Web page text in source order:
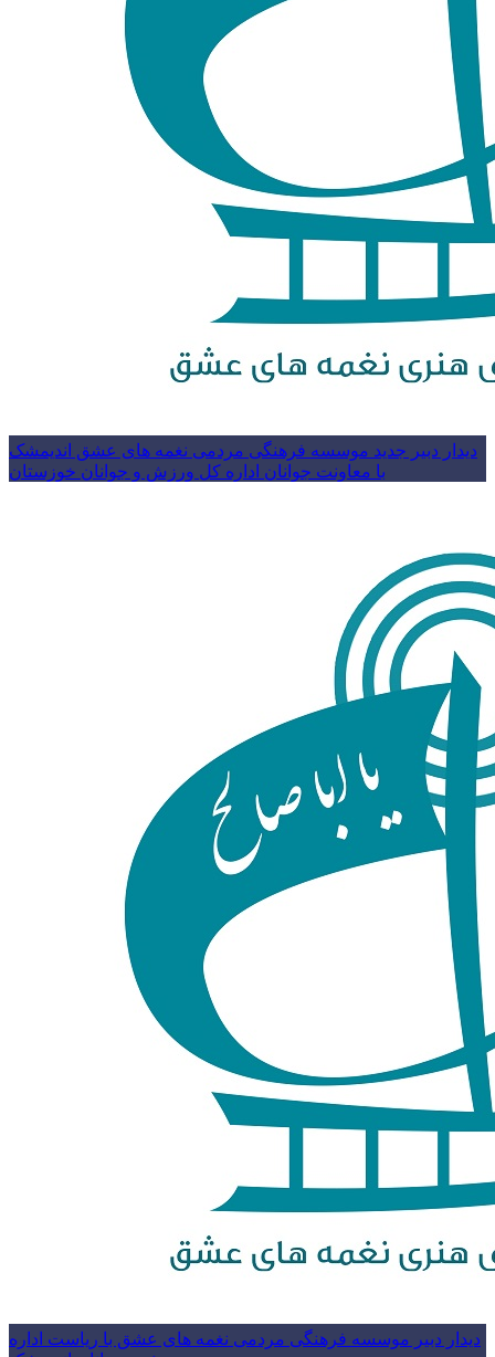
دیدار دبیر جدید موسسه فرهنگی مردمی نغمه های عشق اندیمشک
با معاونت جوانان اداره کل ورزش و جوانان خوزستان
دیدار دبیر موسسه فرهنگی مردمی نغمه های عشق با ریاست اداره